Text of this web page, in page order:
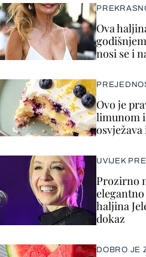
Ova
nosi se i
Ovo je
limunom
UVIJEK
Prozirno
haljina
dokaz
DOBRO JE